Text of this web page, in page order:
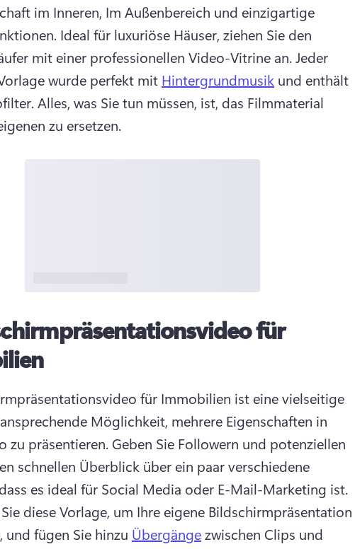
im Inneren, Im Außenbereich und einzigartige
Ideal für luxuriöse Häuser, ziehen Sie den
mit einer professionellen Video-Vitrine an. Jeder
wurde perfekt mit Hintergrundmusik und enthält
Alles, was Sie tun müssen, ist, das Filmmaterial
zu ersetzen.
für
für Immobilien ist eine vielseitige
Möglichkeit, mehrere Eigenschaften in
zu präsentieren. Geben Sie Followern und potenziellen
schnellen Überblick über ein paar verschiedene
diese Vorlage, um Ihre eigene Bildschirmpräsentation
und fügen Sie hinzu Übergänge zwischen Clips und